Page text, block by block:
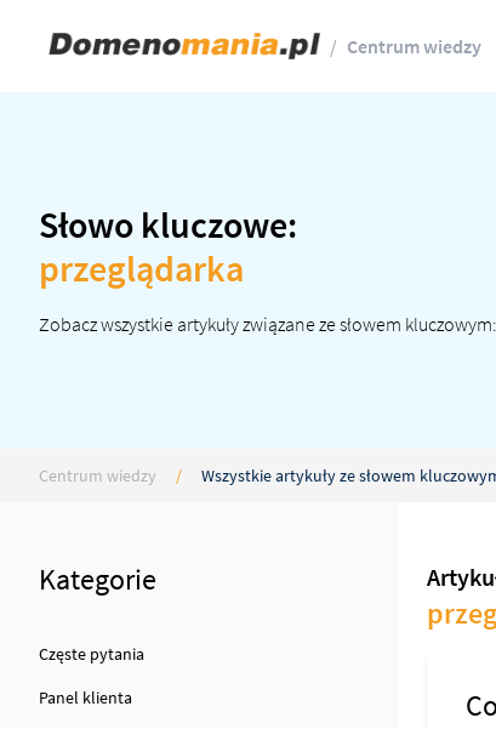
/ Centrum wiedzy
Słowo kluczowe:
przeglądarka
Zobacz wszystkie artykuły związane ze słowem
Centrum wiedzy / Wszystkie artykuły ze słowem
Kategorie
Częste pytania
Panel klienta